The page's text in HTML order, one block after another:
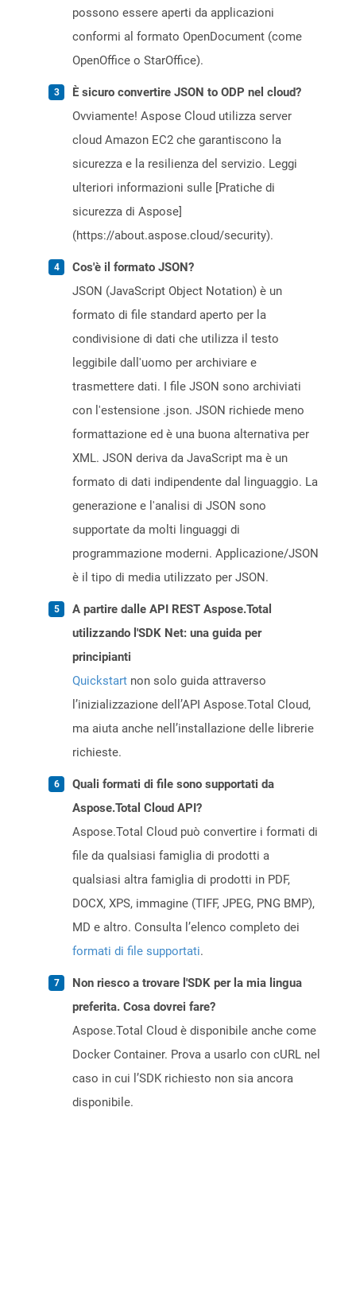
possono essere aperti da applicazioni
conformi al formato OpenDocument (come
OpenOffice o StarOffice).
È sicuro convertire JSON to ODP nel cloud?
Ovviamente! Aspose Cloud utilizza server
cloud Amazon EC2 che garantiscono la
sicurezza e la resilienza del servizio. Leggi
ulteriori informazioni sulle [Pratiche di
sicurezza di Aspose]
(https://about.aspose.cloud/security).
Cos'è il formato JSON?
JSON (JavaScript Object Notation) è un
formato di file standard aperto per la
condivisione di dati che utilizza il testo
leggibile dall'uomo per archiviare e
trasmettere dati. I file JSON sono archiviati
con l'estensione .json. JSON richiede meno
formattazione ed è una buona alternativa per
XML. JSON deriva da JavaScript ma è un
formato di dati indipendente dal linguaggio. La
generazione e l'analisi di JSON sono
supportate da molti linguaggi di
programmazione moderni. Applicazione/JSON
è il tipo di media utilizzato per JSON.
A partire dalle API REST Aspose.Total
utilizzando l'SDK Net: una guida per
principianti
Quickstart non solo guida attraverso
l’inizializzazione dell’API Aspose.Total Cloud,
ma aiuta anche nell’installazione delle librerie
richieste.
Quali formati di file sono supportati da
Aspose.Total Cloud API?
Aspose.Total Cloud può convertire i formati di
file da qualsiasi famiglia di prodotti a
qualsiasi altra famiglia di prodotti in PDF,
DOCX, XPS, immagine (TIFF, JPEG, PNG BMP),
MD e altro. Consulta l’elenco completo dei
formati di file supportati.
Non riesco a trovare l'SDK per la mia lingua
preferita. Cosa dovrei fare?
Aspose.Total Cloud è disponibile anche come
Docker Container. Prova a usarlo con cURL nel
caso in cui l’SDK richiesto non sia ancora
disponibile.